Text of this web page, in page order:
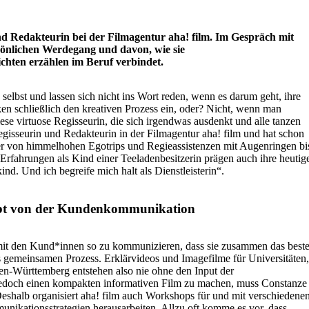
Redakteurin bei der Filmagentur aha! film. Im Gespräch mit
Werdegang und davon, wie sie
erzählen im Beruf verbindet.
und lassen sich nicht ins Wort reden, wenn es darum geht, ihre
schließlich den kreativen Prozess ein, oder? Nicht, wenn man
virtuose Regisseurin, die sich irgendwas ausdenkt und alle tanzen
und Redakteurin in der Filmagenturaha! film und hat schon
von himmelhohen Egotrips und Regieassistenzen mit Augenringen
als Kind einer Teeladenbesitzerin prägen auch ihre
Und ich begreife mich halt als Dienstleisterin“.
von der Kundenkommunikation
den Kund*innen so zu kommunizieren, dass sie zusammen das beste
Prozess. Erklärvideos und Imagefilme für Universitäten,
Württemberg entstehen also nie ohne den Input der
einen kompakten informativen Film zu machen, muss Constanze
organisiert aha! film auch Workshops für und mit